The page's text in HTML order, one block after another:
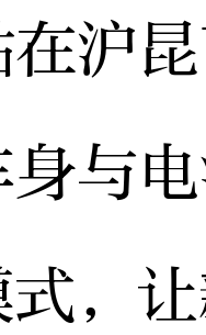
沪
与
，